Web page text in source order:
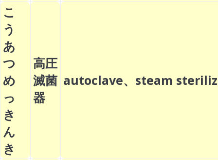
こ
う
あ
つ
め
っ
き
ん
き
高圧
滅菌
器
autoclave、steam